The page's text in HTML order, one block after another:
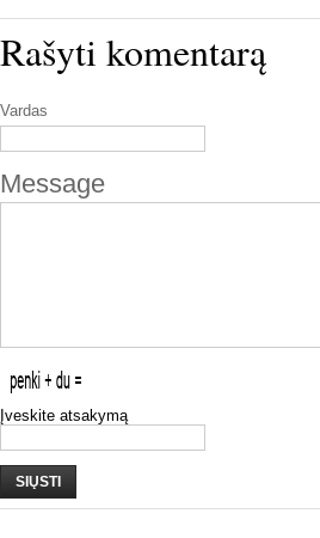
Rašyti komentarą
Vardas
Message
Įveskite atsakymą
SIŲSTI